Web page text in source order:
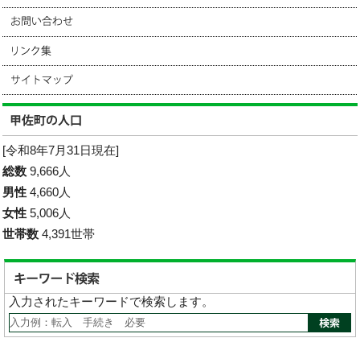
[令和8年7月31日現在]
総数 9,666人
男性 4,660人
女性 5,006人
世帯数 4,391世帯
入力されたキーワードで検索します。